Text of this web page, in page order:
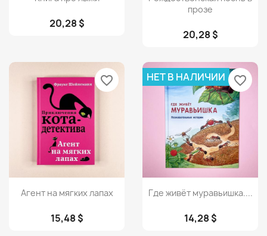
20,28 $
прозе
20,28 $
Просмотр
Агент на мягких лапах
15,48 $
favorite_border
Просмотр
Где живёт муравьишка....
14,28 $
НЕТ В НАЛИЧИИ favorite_border